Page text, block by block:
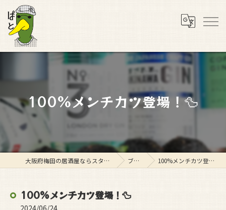
100%メンチカツ登場！🦆
大阪府梅田の居酒屋ならスタンド ぱと ブログ 100%メンチカツ登場！🦆
100%メンチカツ登場！🦆
2024/06/24